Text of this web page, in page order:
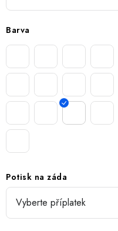
Barva
Potisk na záda